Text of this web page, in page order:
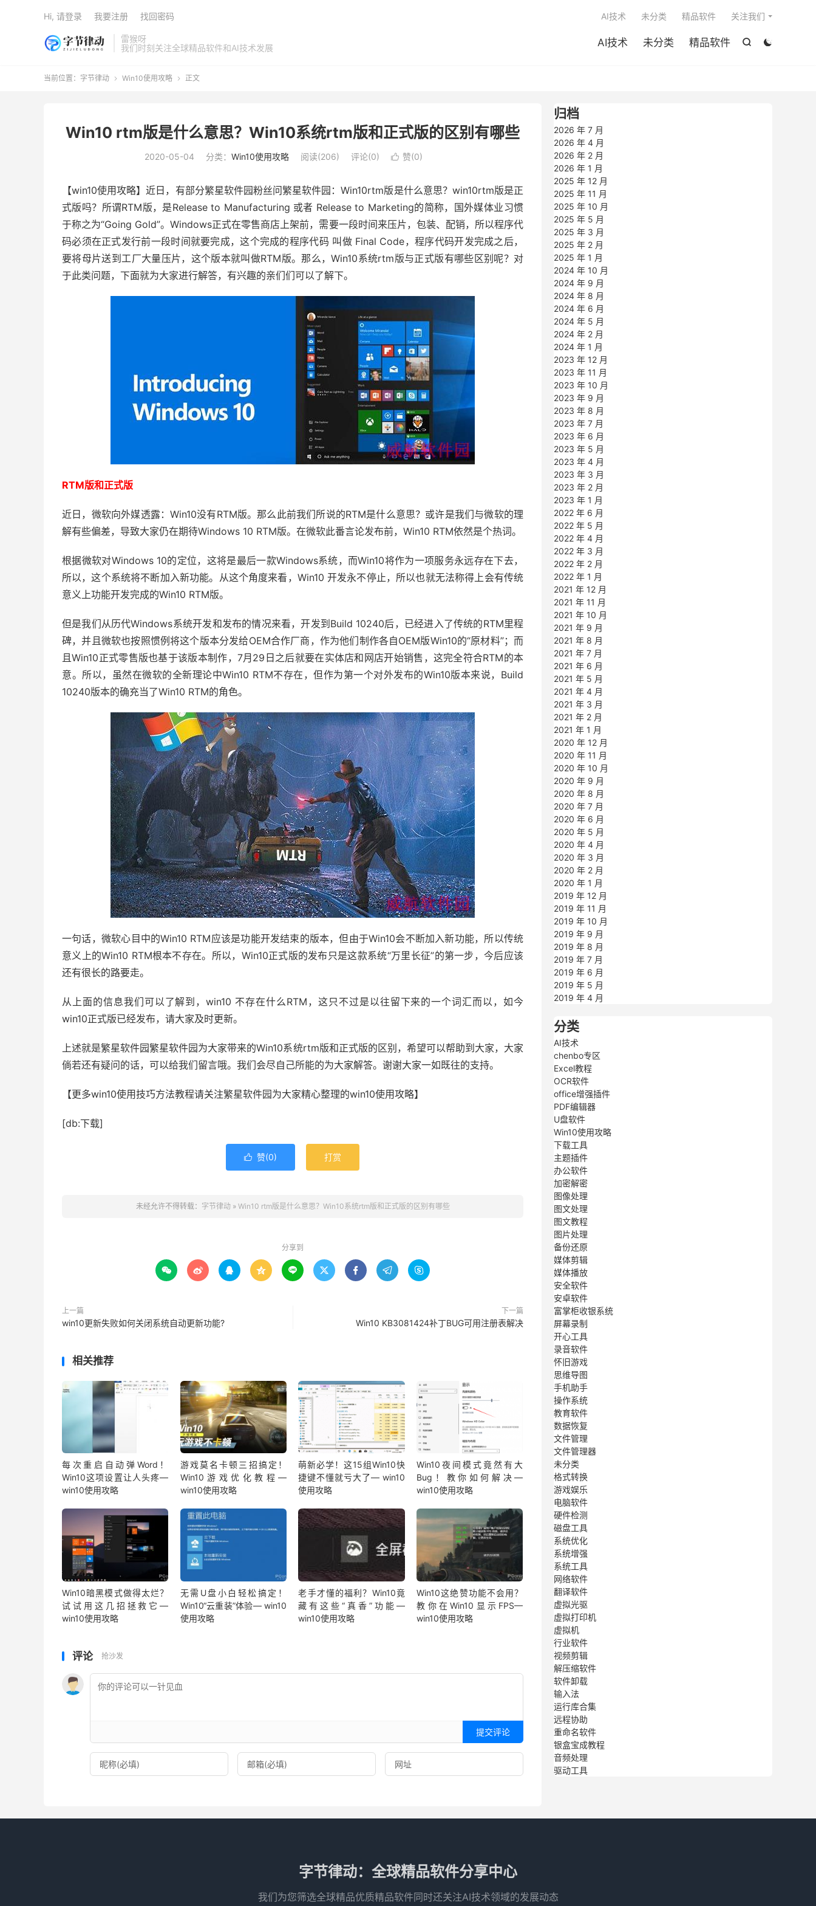
雷猴呀
我们时刻关注全球精品软件和AI技术发展


AI技术 未分类 精品软件
AI技术 未分类 精品软件 关注我们
Hi, 请登录 我要注册 找回密码
当前位置： 字节律动  Win10使用攻略  正文
Win10 rtm版是什么意思？Win10系统rtm版和正式版的区别有哪些
2020-05-04 分类： Win10使用攻略 阅读(206) 评论(0)  赞(0)
【win10使用攻略】近日，有部分繁星软件园粉丝问繁星软件园：Win10rtm版是什么意思？win10rtm版是正
式版吗？所谓RTM版，是Release to Manufacturing 或者 Release to Marketing的简称，国外媒体业习惯
于称之为“Going Gold”。Windows正式在零售商店上架前，需要一段时间来压片，包装、配销，所以程序代
码必须在正式发行前一段时间就要完成，这个完成的程序代码 叫做 Final Code，程序代码开发完成之后，
要将母片送到工厂大量压片，这个版本就叫做RTM版。那么，Win10系统rtm版与正式版有哪些区别呢？对
于此类问题，下面就为大家进行解答，有兴趣的亲们们可以了解下。
RTM版和正式版
近日，微软向外媒透露：Win10没有RTM版。那么此前我们所说的RTM是什么意思？或许是我们与微软的理
解有些偏差，导致大家仍在期待Windows 10 RTM版。在微软此番言论发布前，Win10 RTM依然是个热词。
根据微软对Windows 10的定位，这将是最后一款Windows系统，而Win10将作为一项服务永远存在下去，
所以，这个系统将不断加入新功能。从这个角度来看，Win10 开发永不停止，所以也就无法称得上会有传统
意义上功能开发完成的Win10 RTM版。
但是我们从历代Windows系统开发和发布的情况来看，开发到Build 10240后，已经进入了传统的RTM里程
碑，并且微软也按照惯例将这个版本分发给OEM合作厂商，作为他们制作各自OEM版Win10的“原材料”；而
且Win10正式零售版也基于该版本制作，7月29日之后就要在实体店和网店开始销售，这完全符合RTM的本
意。所以，虽然在微软的全新理论中Win10 RTM不存在，但作为第一个对外发布的Win10版本来说，Build
10240版本的确充当了Win10 RTM的角色。
一句话，微软心目中的Win10 RTM应该是功能开发结束的版本，但由于Win10会不断加入新功能，所以传统
意义上的Win10 RTM根本不存在。所以，Win10正式版的发布只是这款系统“万里长征”的第一步，今后应该
还有很长的路要走。
从上面的信息我们可以了解到，win10 不存在什么RTM，这只不过是以往留下来的一个词汇而以，如今
win10正式版已经发布，请大家及时更新。
上述就是繁星软件园繁星软件园为大家带来的Win10系统rtm版和正式版的区别，希望可以帮助到大家，大家
倘若还有疑问的话，可以给我们留言哦。我们会尽自己所能的为大家解答。谢谢大家一如既往的支持。
【更多win10使用技巧方法教程请关注繁星软件园为大家精心整理的win10使用攻略】
[db:下载]
 赞(0) 打赏
未经允许不得转载： 字节律动» Win10 rtm版是什么意思？Win10系统rtm版和正式版的区别有哪些
分享到
        
上一篇
win10更新失败如何关闭系统自动更新功能?
下一篇
Win10 KB3081424补丁BUG可用注册表解决
相关推荐
每次重启自动弹Word！
Win10这项设置让人头疼—
win10使用攻略
游戏莫名卡顿三招搞定！
Win10游戏优化教程—
win10使用攻略
萌新必学！这15组Win10快
捷键不懂就亏大了— win10
使用攻略
Win10夜间模式竟然有大
Bug！教你如何解决—
win10使用攻略
Win10暗黑模式做得太烂？
试试用这几招拯救它—
win10使用攻略
无需U盘小白轻松搞定！
Win10“云重装”体验— win10
使用攻略
老手才懂的福利？Win10竟
藏有这些“真香”功能—
win10使用攻略
Win10这绝赞功能不会用？
教你在Win10显示FPS—
win10使用攻略
评论 抢沙发
提交评论
归档
2026 年 7 月
2026 年 4 月
2026 年 2 月
2026 年 1 月
2025 年 12 月
2025 年 11 月
2025 年 10 月
2025 年 5 月
2025 年 3 月
2025 年 2 月
2025 年 1 月
2024 年 10 月
2024 年 9 月
2024 年 8 月
2024 年 6 月
2024 年 5 月
2024 年 2 月
2024 年 1 月
2023 年 12 月
2023 年 11 月
2023 年 10 月
2023 年 9 月
2023 年 8 月
2023 年 7 月
2023 年 6 月
2023 年 5 月
2023 年 4 月
2023 年 3 月
2023 年 2 月
2023 年 1 月
2022 年 6 月
2022 年 5 月
2022 年 4 月
2022 年 3 月
2022 年 2 月
2022 年 1 月
2021 年 12 月
2021 年 11 月
2021 年 10 月
2021 年 9 月
2021 年 8 月
2021 年 7 月
2021 年 6 月
2021 年 5 月
2021 年 4 月
2021 年 3 月
2021 年 2 月
2021 年 1 月
2020 年 12 月
2020 年 11 月
2020 年 10 月
2020 年 9 月
2020 年 8 月
2020 年 7 月
2020 年 6 月
2020 年 5 月
2020 年 4 月
2020 年 3 月
2020 年 2 月
2020 年 1 月
2019 年 12 月
2019 年 11 月
2019 年 10 月
2019 年 9 月
2019 年 8 月
2019 年 7 月
2019 年 6 月
2019 年 5 月
2019 年 4 月
分类
AI技术
chenbo专区
Excel教程
OCR软件
office增强插件
PDF编辑器
U盘软件
Win10使用攻略
下载工具
主题插件
办公软件
加密解密
图像处理
图文处理
图文教程
图片处理
备份还原
媒体剪辑
媒体播放
安全软件
安卓软件
富掌柜收银系统
屏幕录制
开心工具
录音软件
怀旧游戏
思维导图
手机助手
操作系统
教育软件
数据恢复
文件管理
文件管理器
未分类
格式转换
游戏娱乐
电脑软件
硬件检测
磁盘工具
系统优化
系统增强
系统工具
网络软件
翻译软件
虚拟光驱
虚拟打印机
虚拟机
行业软件
视频剪辑
解压缩软件
软件卸载
输入法
运行库合集
远程协助
重命名软件
银盒宝成教程
音频处理
驱动工具
字节律动：全球精品软件分享中心
我们为您筛选全球精品优质精品软件同时还关注AI技术领域的发展动态